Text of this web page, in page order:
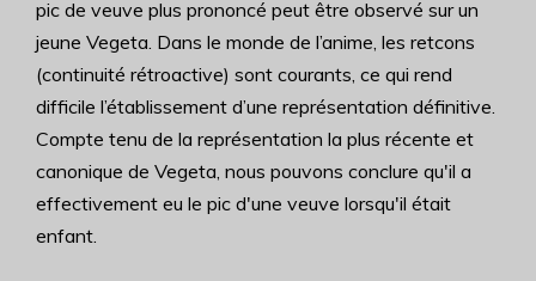
pic de veuve plus prononcé peut être observé sur un
jeune Vegeta. Dans le monde de l’anime, les retcons
(continuité rétroactive) sont courants, ce qui rend
difficile l’établissement d’une représentation définitive.
Compte tenu de la représentation la plus récente et
canonique de Vegeta, nous pouvons conclure qu'il a
effectivement eu le pic d'une veuve lorsqu'il était
enfant.